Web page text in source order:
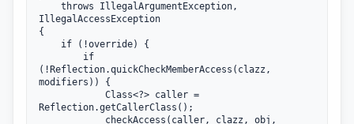
IllegalAccessException
{
(!Reflection.quickCheckMemberAccess(clazz,
modifiers)) {
Reflection.getCallerClass();